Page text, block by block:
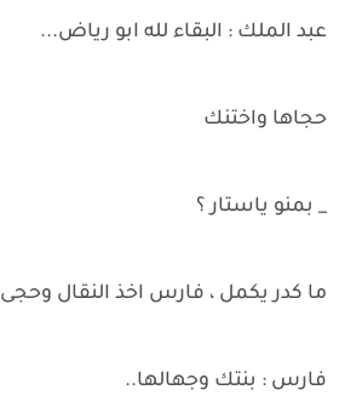
عبد الملك : البقاء لله ابو رياض...
حجاها واختنك
_ بمنو ياستار ؟
ما كدر يكمل ، فارس اخذ النقال وحجى
فارس : بنتك وجهالها..